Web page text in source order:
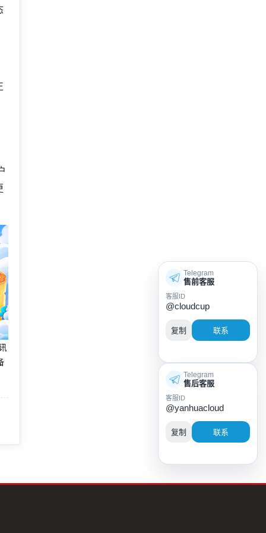
Telegram
售前客服
客服ID
@cloudcup
复制 联系
Telegram
售后客服
客服ID
@yanhuacloud
复制 联系